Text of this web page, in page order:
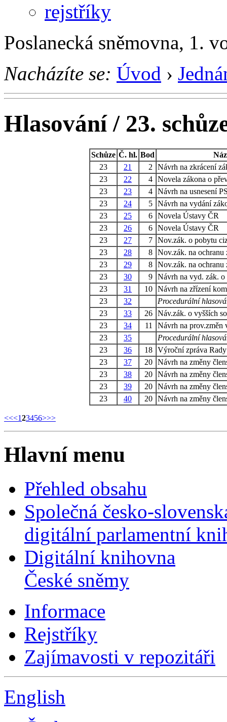
rejstříky
Poslanecká sněmovna, 1.
Nacházíte se: Úvod ›
Hlasování / 23.
Schůze Č. hl. Bod
23
21 2
Návrh na zkrácení
23
22 4 Novela zákona o
23
23 4 Návrh na usnesení
23
24 5 Návrh na vydání
23
25 6 Novela Ústavy ČR
23
26 6 Novela Ústavy ČR
23
27 7 Nov.zák. o pobytu
23
28 8 Nov.zák. na
23
29 8 Nov.zák. na
23
30 9 Návrh na vyd. zák.
23
31 10 Návrh na zřízení
23
32
Procedurální
23
33 26 Náv.zák. o vyšších
23
34 11
Návrh na
23
35
Procedurální
23
36 18 Výroční zpráva
23
37 20 Návrh na změny
23
38 20 Návrh na změny
23
39 20 Návrh na změny
23
40 20 Návrh na změny
<<<123456>>>
Hlavní menu
Přehled obsahu
Společná česko-
digitální parlamentní
Digitální knihovna
České sněmy
Informace
Rejstříky
Zajímavosti v repozitáři
English